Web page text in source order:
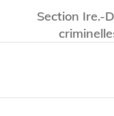
Section Ire.-